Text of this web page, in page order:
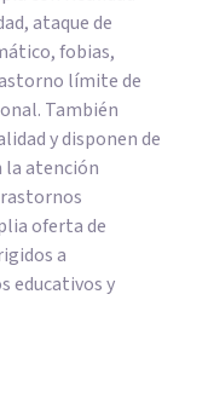
ataque de
fobias,
límite de
También
y disponen de
la atención
oferta de
a
educativos y